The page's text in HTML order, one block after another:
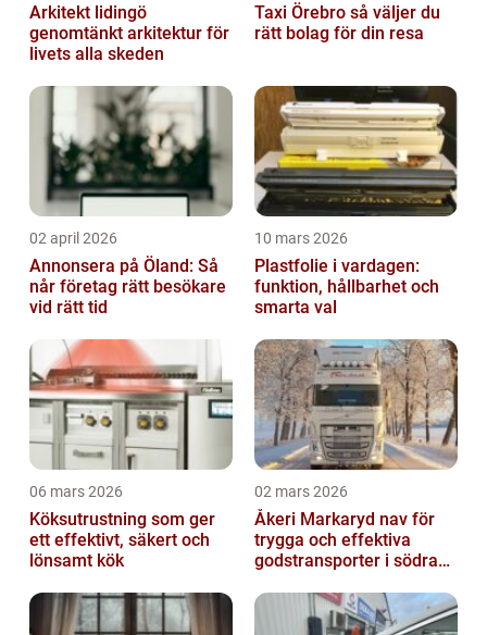
Arkitekt lidingö
genomtänkt arkitektur för
livets alla skeden
Taxi Örebro så väljer du
rätt bolag för din resa
02 april 2026
Annonsera på Öland: Så
når företag rätt besökare
vid rätt tid
10 mars 2026
Plastfolie i vardagen:
funktion, hållbarhet och
smarta val
06 mars 2026
Köksutrustning som ger
ett effektivt, säkert och
lönsamt kök
02 mars 2026
Åkeri Markaryd nav för
trygga och effektiva
godstransporter i södra